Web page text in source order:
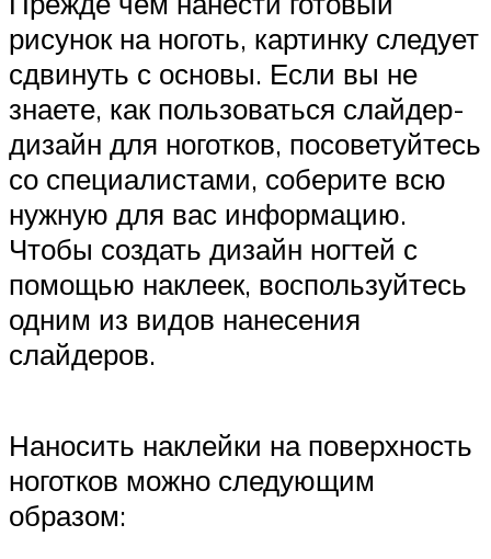
рисунок на ноготь, картинку следует
сдвинуть с основы. Если вы не
знаете, как пользоваться слайдер-
дизайн для ноготков, посоветуйтесь
со специалистами, соберите всю
нужную для вас информацию.
Чтобы создать дизайн ногтей с
помощью наклеек, воспользуйтесь
одним из видов нанесения
слайдеров.
Наносить наклейки на поверхность
ноготков можно следующим
образом: